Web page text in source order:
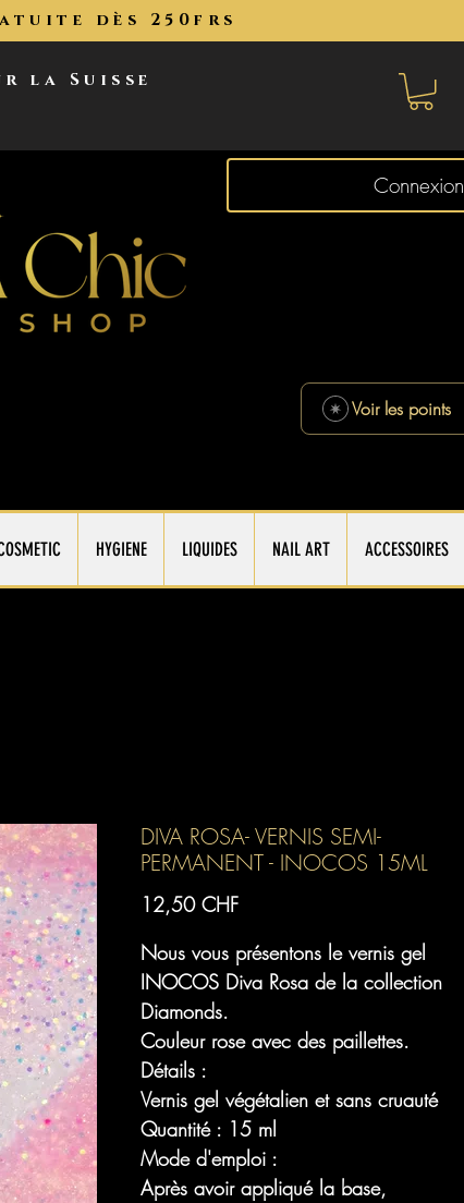
la Suisse
dès 250frs
Connexion
Voir les points
HYGIENE LIQUIDES NAIL ART ACCESSOIRES
DIVA ROSA- VERNIS SEMI-
PERMANENT - INOCOS 15ML
12,50 CHFPrix
Nous vous présentons le vernis gel
INOCOS Diva Rosa de la collection
Diamonds.
Couleur rose avec des paillettes.
Détails :
Vernis gel végétalien et sans cruauté
Quantité : 15 ml
Mode d'emploi :
Après avoir appliqué la base,